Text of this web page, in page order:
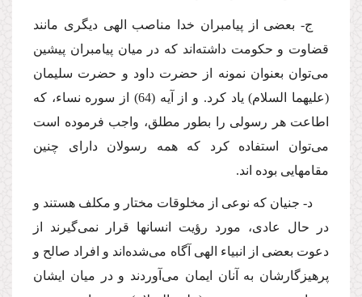
ج- بعضى از پیامبران خدا مناصب الهى دیگرى مانند
قضاوت و حكومت داشته‌اند كه در میان پیامبران پیشین
مى‌توان بعنوان نمونه از حضرت داود و حضرت سلیمان
(علیهما السلام) یاد كرد. و از آیه (64) از سوره نساء، كه
اطاعت هر رسولى را بطور مطلق، واجب فرموده است
مى‌توان استفاده كرد كه همه رسولان داراى چنین
مقامهایى بوده اند.
د- جنیان كه نوعى از مخلوقات مختار و مكلف هستند و
در حال عادى، مورد رؤیت انسانها قرار نمى‌گیرند از
دعوت بعضى از انبیاء الهى آگاه مى‌شده‌اند و افراد صالح و
پرهیزگارشان به آنان ایمان مى‌آوردند و در میان ایشان